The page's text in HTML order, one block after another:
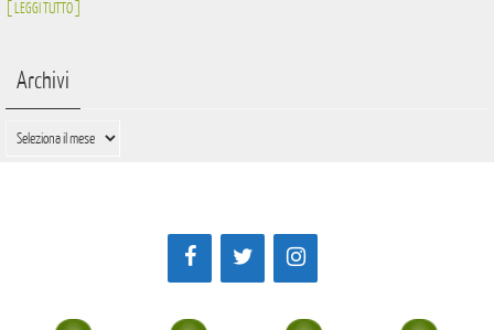
[ LEGGI TUTTO ]
Archivi
Archivi